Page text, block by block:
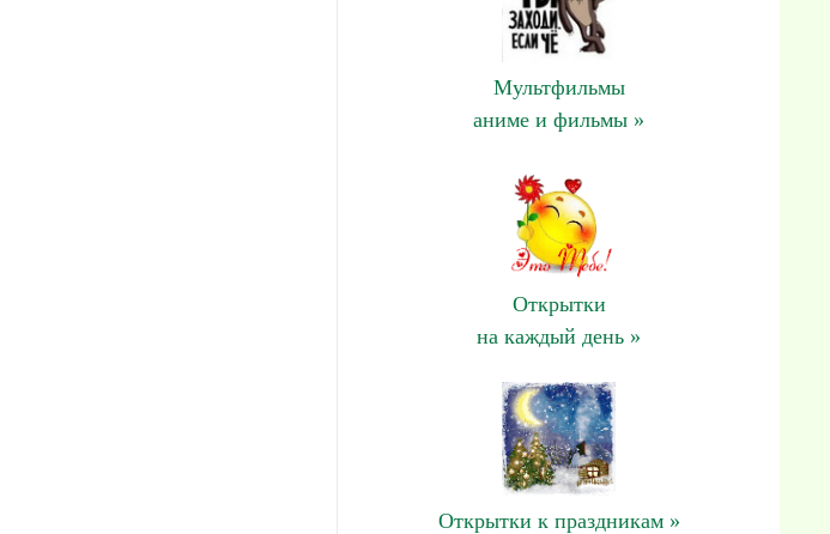
Мультфильмы
аниме и фильмы »
Открытки
на каждый день »
Открытки к праздникам »